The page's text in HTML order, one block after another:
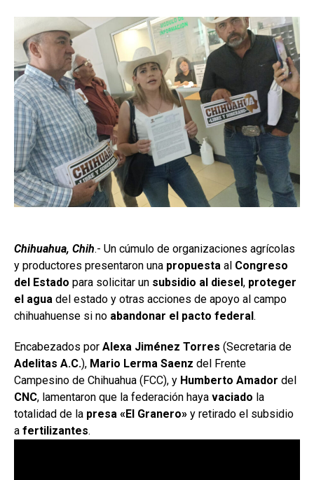
Chihuahua, Chih.- Un cúmulo de organizaciones agrícolas
y productores presentaron una propuesta al Congreso
del Estado para solicitar un subsidio al diesel, proteger
el agua del estado y otras acciones de apoyo al campo
chihuahuense si no abandonar el pacto federal.
Encabezados por Alexa Jiménez Torres (Secretaria de
Adelitas A.C.), Mario Lerma Saenz del Frente
Campesino de Chihuahua (FCC), y Humberto Amador del
CNC, lamentaron que la federación haya vaciado la
totalidad de la presa «El Granero» y retirado el subsidio
a fertilizantes.